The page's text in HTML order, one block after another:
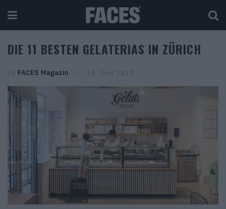
DIE 11 BESTEN GELATERIAS IN ZÜRICH
by FACES Magazin 14. Juni 2018